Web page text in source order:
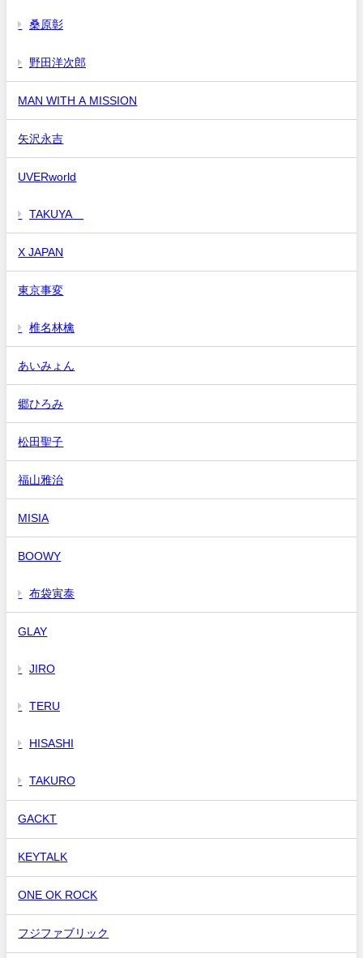
桑原彰
野田洋次郎
MAN WITH A MISSION
矢沢永吉
UVERworld
TAKUYA∞
X JAPAN
東京事変
椎名林檎
あいみょん
郷ひろみ
松田聖子
福山雅治
MISIA
BOOWY
布袋寅泰
GLAY
JIRO
TERU
HISASHI
TAKURO
GACKT
KEYTALK
ONE OK ROCK
フジファブリック